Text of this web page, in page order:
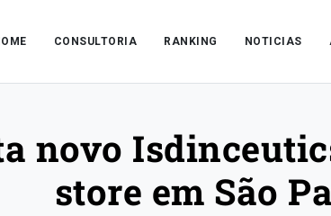
CONSULTORIA RANKING NOTICIAS
novo
store em São